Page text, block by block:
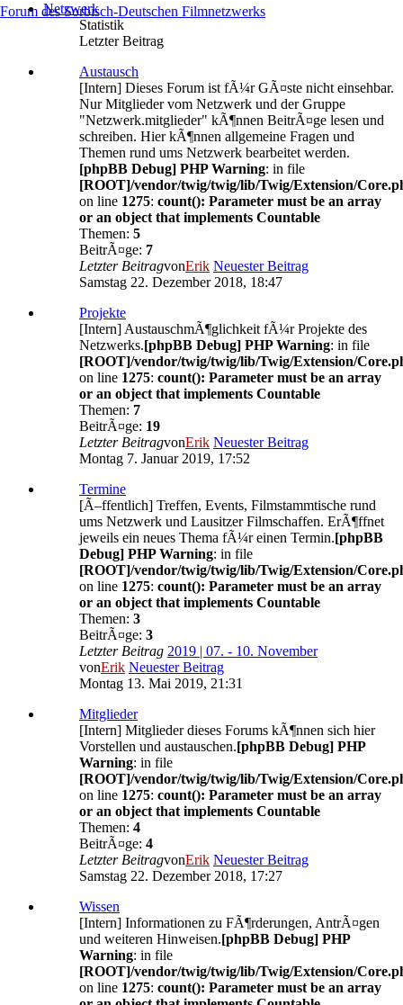
Forum des Sorbisch-Deutschen Filmnetzwerks
Netzwerk
Statistik
Letzter Beitrag
Austausch
[Intern] Dieses Forum ist fÃ¼r GÃ¤ste nicht einsehbar.
Nur Mitglieder vom Netzwerk und der Gruppe
"Netzwerk.mitglieder" kÃ¶nnen BeitrÃ¤ge lesen und
schreiben. Hier kÃ¶nnen allgemeine Fragen und
Themen rund ums Netzwerk bearbeitet werden.
[phpBB Debug] PHP Warning: in file
[ROOT]/vendor/twig/twig/lib/Twig/Extension/
on line 1275: count(): Parameter must be an array
or an object that implements Countable
Themen: 5
BeitrÃ¤ge: 7
Letzter BeitragvonErik Neuester Beitrag
Samstag 22. Dezember 2018, 18:47
Projekte
[Intern] AustauschmÃ¶glichkeit fÃ¼r Projekte des
Netzwerks.[phpBB Debug] PHP Warning: in file
[ROOT]/vendor/twig/twig/lib/Twig/Extension/
on line 1275: count(): Parameter must be an array
or an object that implements Countable
Themen: 7
BeitrÃ¤ge: 19
Letzter BeitragvonErik Neuester Beitrag
Montag 7. Januar 2019, 17:52
Termine
[Ã–ffentlich] Treffen, Events, Filmstammtische rund
ums Netzwerk und Lausitzer Filmschaffen. ErÃ¶ffnet
jeweils ein neues Thema fÃ¼r einen Termin.[phpBB
Debug] PHP Warning: in file
[ROOT]/vendor/twig/twig/lib/Twig/Extension/
on line 1275: count(): Parameter must be an array
or an object that implements Countable
Themen: 3
BeitrÃ¤ge: 3
Letzter Beitrag 2019 | 07. - 10. November
vonErik Neuester Beitrag
Montag 13. Mai 2019, 21:31
Mitglieder
[Intern] Mitglieder dieses Forums kÃ¶nnen sich hier
Vorstellen und austauschen.[phpBB Debug] PHP
Warning: in file
[ROOT]/vendor/twig/twig/lib/Twig/Extension/
on line 1275: count(): Parameter must be an array
or an object that implements Countable
Themen: 4
BeitrÃ¤ge: 4
Letzter BeitragvonErik Neuester Beitrag
Samstag 22. Dezember 2018, 17:27
Wissen
[Intern] Informationen zu FÃ¶rderungen, AntrÃ¤gen
und weiteren Hinweisen.[phpBB Debug] PHP
Warning: in file
[ROOT]/vendor/twig/twig/lib/Twig/Extension/
on line 1275: count(): Parameter must be an array